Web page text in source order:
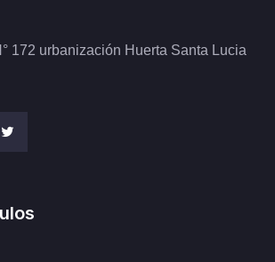
172 urbanización Huerta Santa Lucia